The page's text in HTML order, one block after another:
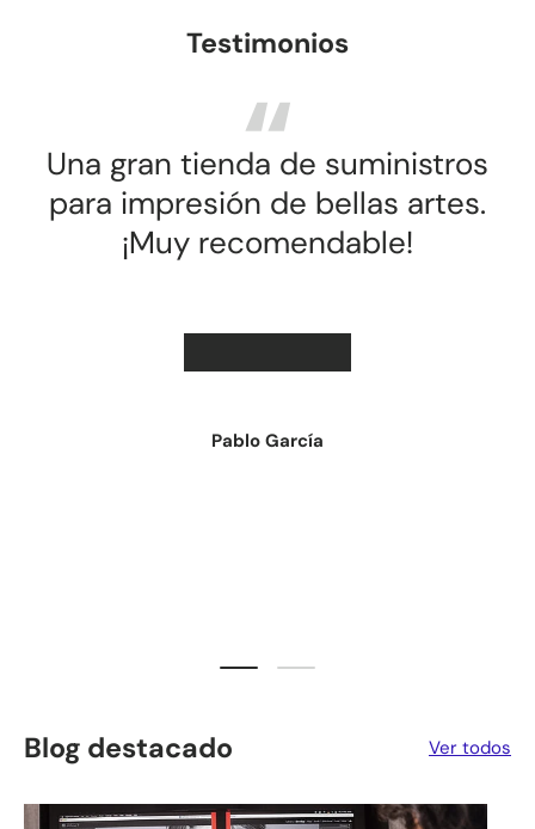
Testimonios
Una gran tienda de suministros
para impresión de bellas artes.
¡Muy recomendable!
Pablo García
Cargar diapositiva 1 de 2
Cargar diapositiva 2 de 2
Blog destacado Ver todos